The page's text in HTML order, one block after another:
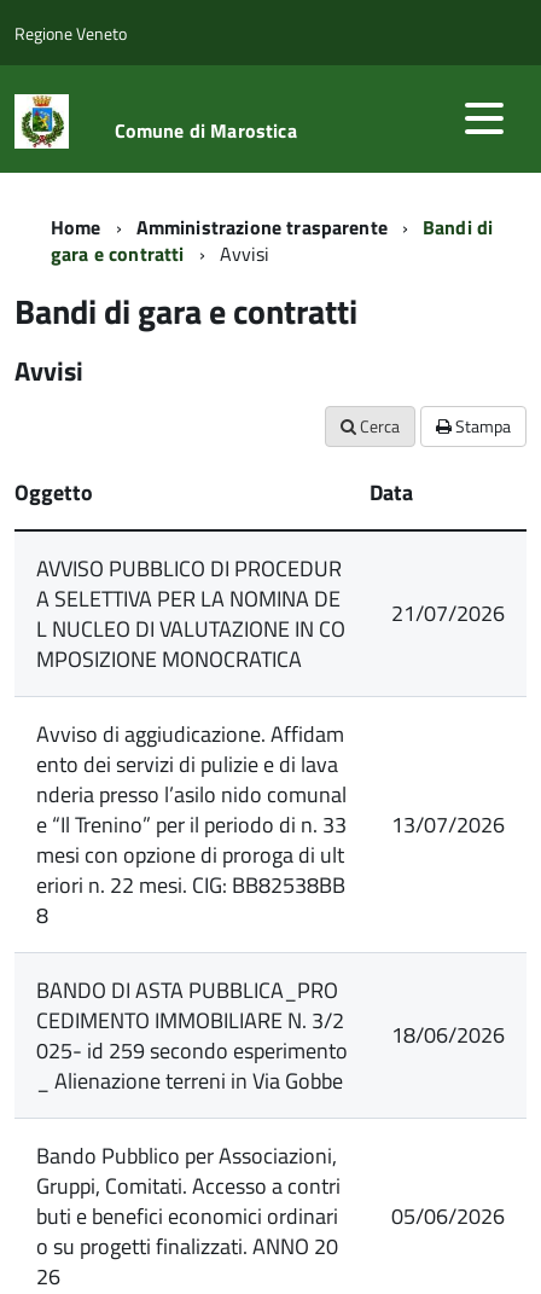
Regione Veneto
Comune di Marostica
Home Amministrazione trasparente
Bandi di
gara e contratti
Avvisi
Bandi di gara e contratti
Avvisi
Cerca Stampa
Oggetto Data
AVVISO PUBBLICO DI PROCEDUR
A SELETTIVA PER LA NOMINA DE
L NUCLEO DI VALUTAZIONE IN CO
MPOSIZIONE MONOCRATICA
21/07/2026
Avviso di aggiudicazione. Affidam
ento dei servizi di pulizie e di lava
nderia presso l’asilo nido comunal
e “Il Trenino” per il periodo di n. 33
mesi con opzione di proroga di ult
eriori n. 22 mesi. CIG: BB82538BB
8
13/07/2026
BANDO DI ASTA PUBBLICA_PRO
CEDIMENTO IMMOBILIARE N. 3/2
025- id 259 secondo esperimento
_ Alienazione terreni in Via Gobbe
18/06/2026
Bando Pubblico per Associazioni,
Gruppi, Comitati. Accesso a contri
buti e benefici economici ordinari
o su progetti finalizzati. ANNO 20
26
05/06/2026